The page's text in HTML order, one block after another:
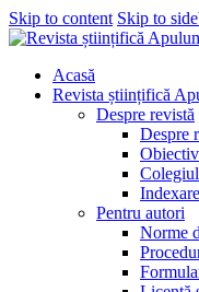
Skip to content Skip to
Acasă
Revista științifică
Despre revistă
Despre
Pentru autori
Norme